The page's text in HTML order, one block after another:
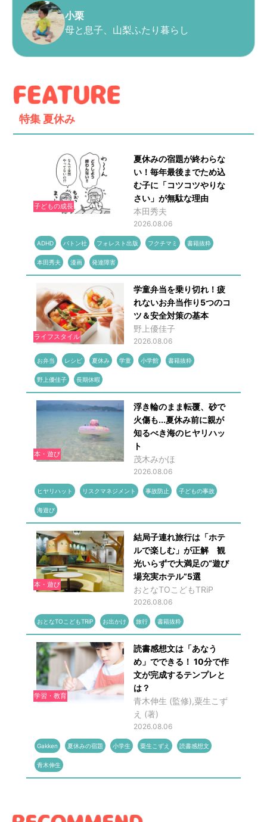
小栗
母と息子、山梨ふたり暮らし
特集 夏休み
子どもの成長
夏休みの宿題が終わらな
い！毎年最後までため込
む子に「コツコツやりな
さい」が無駄な理由
本田秀夫
2026.08.06
ADHD バトン社 フォレスト出版 フクチマミ 書籍抜粋
本田秀夫 漫画 発達障害
ライフスタイル
学童弁当を乗り切れ！疲
れないお弁当作り5つのコ
ツ＆安全対策の基本
野上優佳子
2026.08.06
お弁当 レシピ 夏休み 学童 小学館 書籍抜粋
野上優佳子 長期休暇
本・遊び
浮き輪のまま転覆、砂で
火傷も...夏休み前に親が
知るべき海のヒヤリハッ
ト
茂木みかほ
2026.08.06
ヒヤリハット リスクマネジメント 事故防止 子どもの事故
海遊び
本・遊び
結局子連れ旅行は「ホテ
ルで楽しむ」が正解 観
光いらずで大満足の“遊び
場充実ホテル”5選
おとなTOこどもTRiP
2026.08.06
おとなTOこどもTRiP お出かけ 旅行 書籍抜粋
学習・教育
読書感想文は「あなう
め」でできる！ 10分で作
文が完成するテンプレと
は？
青木伸生 (監修),粟生こず
え (著)
2026.08.06
Gakken 夏休みの宿題 小学生 粟生こずえ 読書感想文
青木伸生